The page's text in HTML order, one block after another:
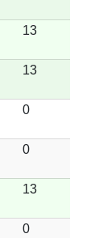
13
13
0
0
13
0